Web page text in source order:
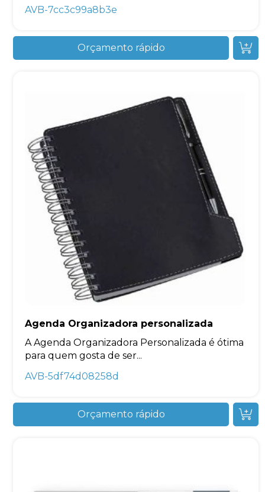
AVB-7cc3c99a8b3e
Orçamento rápido
Agenda Organizadora personalizada
A Agenda Organizadora Personalizada é ótima
para quem gosta de ser...
AVB-5df74d08258d
Orçamento rápido